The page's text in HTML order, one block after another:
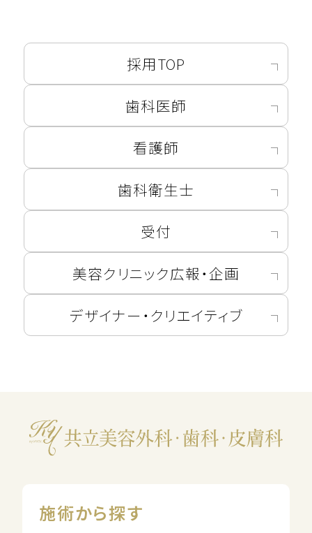
採用TOP
歯科医師
看護師
歯科衛生士
受付
美容クリニック広報・企画
デザイナー・クリエイティブ
施術から探す